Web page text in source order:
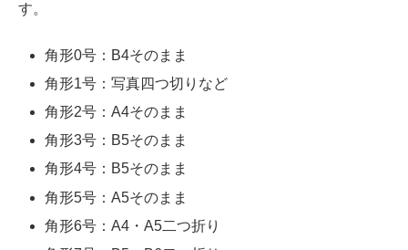
す。
角形0号：B4そのまま
角形1号：写真四つ切りなど
角形2号：A4そのまま
角形3号：B5そのまま
角形4号：B5そのまま
角形5号：A5そのまま
角形6号：A4・A5二つ折り